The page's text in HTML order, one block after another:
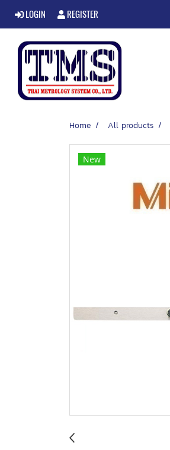
LOGIN REGISTER
Home All products
New